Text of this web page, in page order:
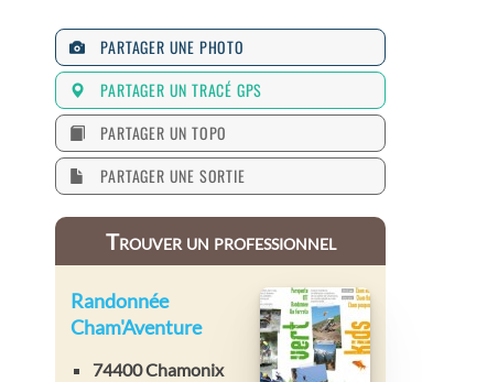
PARTAGER UNE PHOTO
PARTAGER UN TRACÉ GPS
PARTAGER UN TOPO
PARTAGER UNE SORTIE
Trouver un professionnel
Randonnée
Cham'Aventure
74400 Chamonix